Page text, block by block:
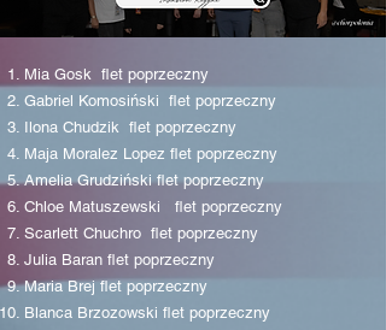
Mia Gosk flet poprzeczny
Gabriel Komosiński flet poprzeczny
Ilona Chudzik flet poprzeczny
Maja Moralez Lopez flet poprzeczny
Amelia Grudziński flet poprzeczny
Chloe Matuszewski flet poprzeczny
Scarlett Chuchro flet poprzeczny
Julia Baran flet poprzeczny
Maria Brej flet poprzeczny
Blanca Brzozowski flet poprzeczny